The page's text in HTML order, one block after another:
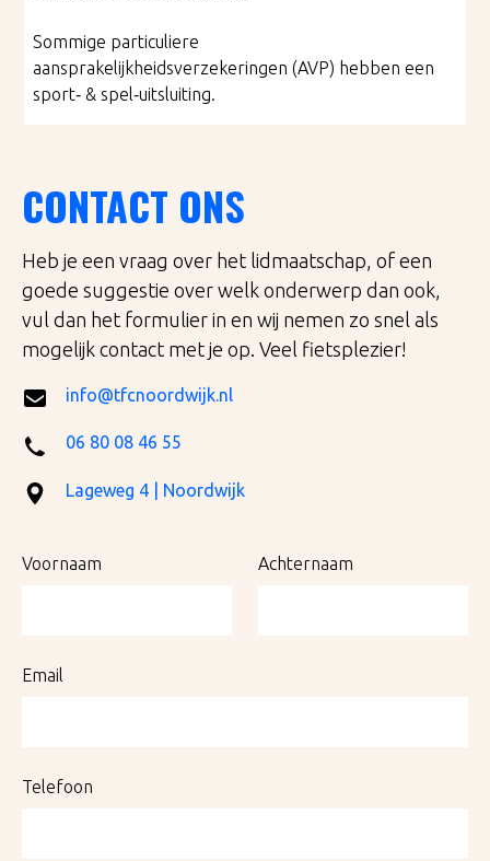
Sommige particuliere
aansprakelijkheidsverzekeringen (AVP) hebben een
sport‑ & spel‑uitsluiting.
CONTACT ONS
Heb je een vraag over het lidmaatschap, of een
goede suggestie over welk onderwerp dan ook,
vul dan het formulier in en wij nemen zo snel als
mogelijk contact met je op. Veel fietsplezier!
info@tfcnoordwijk.nl
06 80 08 46 55
Lageweg 4 | Noordwijk
Voornaam Achternaam
Email
Telefoon